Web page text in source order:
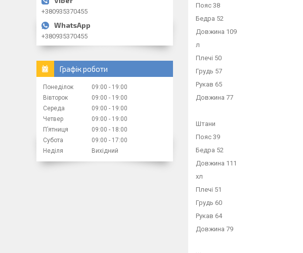
Пояс 38
Бедра 52
Довжина 109
л
Плечі 50
Грудь 57
Рукав 65
Довжина 77
Штани
Пояс 39
Бедра 52
Довжина 111
хл
Плечі 51
Грудь 60
Рукав 64
Довжина 79
+380935370455
+380935370455
Графік роботи
Понеділок 09:00
19:00
Вівторок
09:00
19:00
Середа
09:00
19:00
Четвер
09:00
19:00
Пʼятниця
09:00
18:00
Субота
09:00
17:00
Неділя
Вихідний